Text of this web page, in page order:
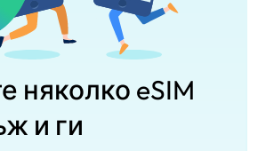
няколко eSIM
и ги